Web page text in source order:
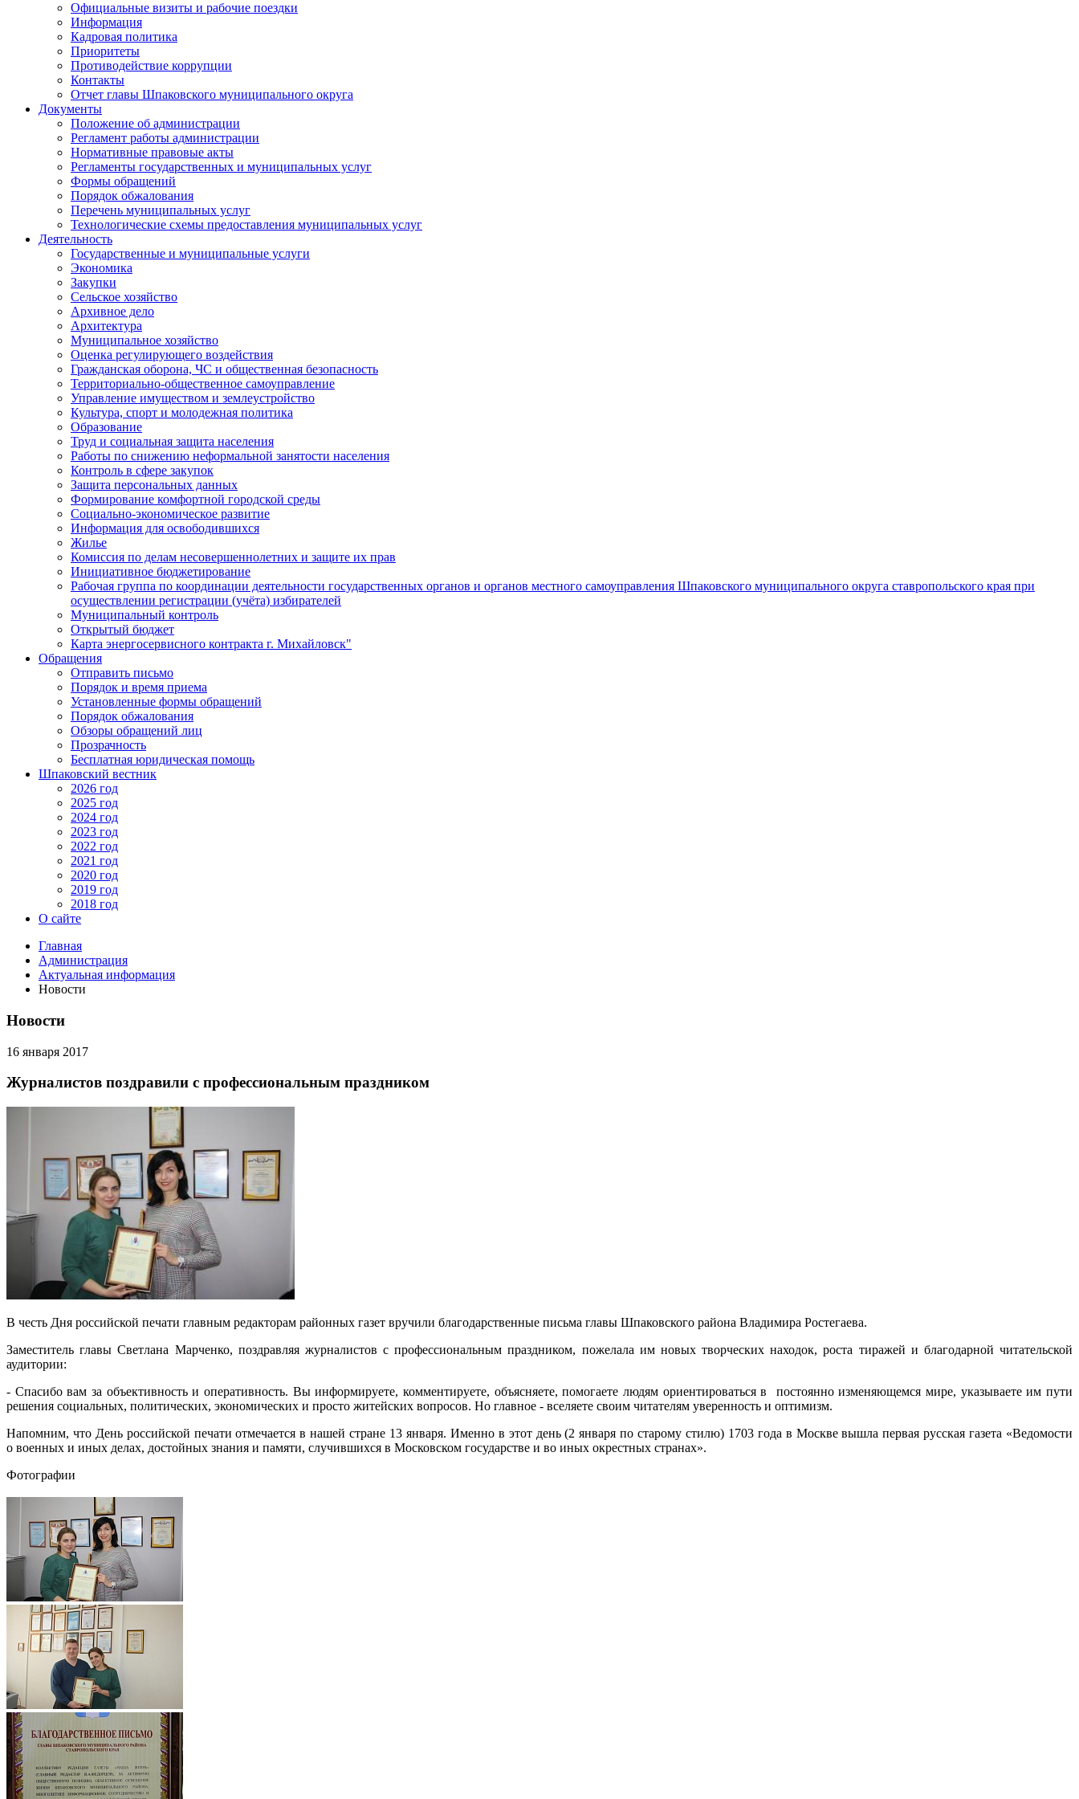
Официальные визиты и рабочие поездки
Информация
Кадровая политика
Приоритеты
Противодействие коррупции
Контакты
Отчет главы Шпаковского муниципального округа
Документы
Положение об администрации
Регламент работы администрации
Нормативные правовые акты
Регламенты государственных и муниципальных услуг
Формы обращений
Порядок обжалования
Перечень муниципальных услуг
Технологические схемы предоставления муниципальных услуг
Деятельность
Государственные и муниципальные услуги
Экономика
Закупки
Сельское хозяйство
Архивное дело
Архитектура
Муниципальное хозяйство
Оценка регулирующего воздействия
Гражданская оборона, ЧС и общественная безопасность
Территориально-общественное самоуправление
Управление имуществом и землеустройство
Культура, спорт и молодежная политика
Образование
Труд и социальная защита населения
Работы по снижению неформальной занятости населения
Контроль в сфере закупок
Защита персональных данных
Формирование комфортной городской среды
Социально-экономическое развитие
Информация для освободившихся
Жилье
Комиссия по делам несовершеннолетних и защите их прав
Инициативное бюджетирование
Рабочая группа по координации деятельности государственных органов и органов местного самоуправления Шпаковского муниципального округа ставропольского края при
осуществлении регистрации (учёта) избирателей
Муниципальный контроль
Открытый бюджет
Карта энергосервисного контракта г. Михайловск"
Обращения
Отправить письмо
Порядок и время приема
Установленные формы обращений
Порядок обжалования
Обзоры обращений лиц
Прозрачность
Бесплатная юридическая помощь
Шпаковский вестник
2026 год
2025 год
2024 год
2023 год
2022 год
2021 год
2020 год
2019 год
2018 год
О сайте
Главная
Администрация
Актуальная информация
Новости
Новости
16 января 2017
Журналистов поздравили с профессиональным праздником
В честь Дня российской печати главным редакторам районных газет вручили благодарственные письма главы Шпаковского района Владимира Ростегаева.
Заместитель главы Светлана Марченко, поздравляя журналистов с профессиональным праздником, пожелала им новых творческих находок, роста тиражей и благодарной читательской
аудитории:
- Спасибо вам за объективность и оперативность. Вы информируете, комментируете, объясняете, помогаете людям ориентироваться в постоянно изменяющемся мире, указываете им пути
решения социальных, политических, экономических и просто житейских вопросов. Но главное - вселяете своим читателям уверенность и оптимизм.
Напомним, что День российской печати отмечается в нашей стране 13 января. Именно в этот день (2 января по старому стилю) 1703 года в Москве вышла первая русская газета «Ведомости
о военных и иных делах, достойных знания и памяти, случившихся в Московском государстве и во иных окрестных странах».
Фотографии